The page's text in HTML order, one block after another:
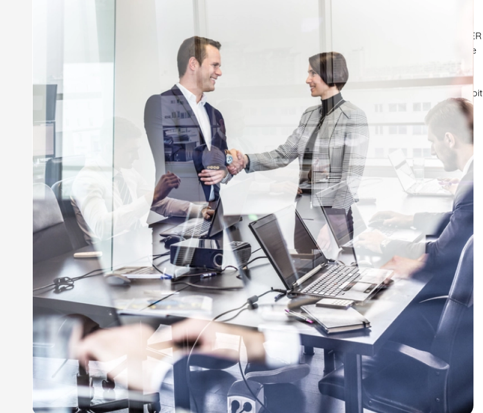
Forte d’une expérience de plus de 35 ans dans divers domaines du droit, MAÎTRE CHAULLET DIDIER
intervient rapidement pour répondre à vos demandes. Il vous apporte son soutien et son expertise
pour résoudre toutes les problématiques liées au droit commercial que vous rencontrez.
Notre expert en droit viticoleest également spécialisé dans le règlement des litiges relatifs au droit
du vin et de la vigne.
Faites valoir vos droits